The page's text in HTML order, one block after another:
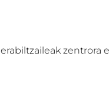
zentrora